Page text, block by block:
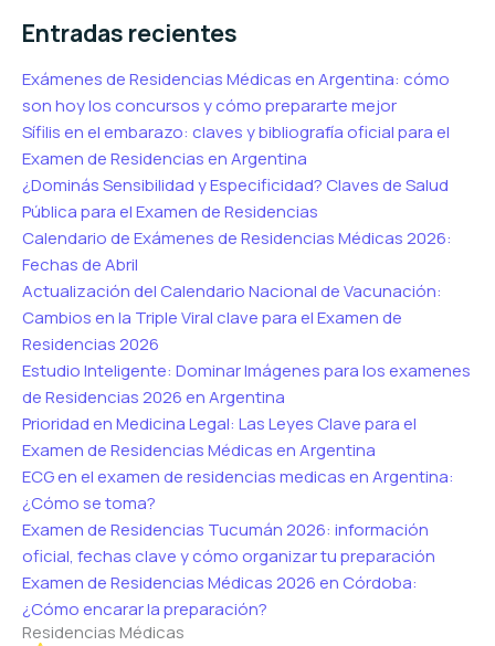
Entradas recientes
Exámenes de Residencias Médicas en Argentina: cómo
son hoy los concursos y cómo prepararte mejor
Sífilis en el embarazo: claves y bibliografía oficial para el
Examen de Residencias en Argentina
¿Dominás Sensibilidad y Especificidad? Claves de Salud
Pública para el Examen de Residencias
Calendario de Exámenes de Residencias Médicas 2026:
Fechas de Abril
Actualización del Calendario Nacional de Vacunación:
Cambios en la Triple Viral clave para el Examen de
Residencias 2026
Estudio Inteligente: Dominar Imágenes para los examenes
de Residencias 2026 en Argentina
Prioridad en Medicina Legal: Las Leyes Clave para el
Examen de Residencias Médicas en Argentina
ECG en el examen de residencias medicas en Argentina:
¿Cómo se toma?
Examen de Residencias Tucumán 2026: información
oficial, fechas clave y cómo organizar tu preparación
Examen de Residencias Médicas 2026 en Córdoba:
¿Cómo encarar la preparación?
Residencias Médicas